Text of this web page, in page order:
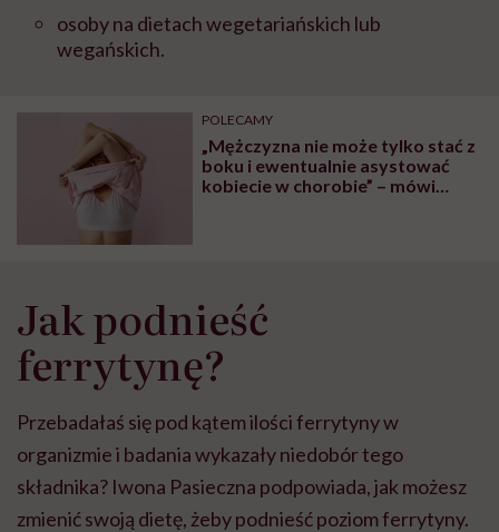
osoby na dietach wegetariańskich lub
wegańskich.
POLECAMY
„Mężczyzna nie może tylko stać z
boku i ewentualnie asystować
kobiecie w chorobie” – mówi
Jak podnieść
ferrytynę?
Przebadałaś się pod kątem ilości ferrytyny w
organizmie i badania wykazały niedobór tego
składnika? Iwona Pasieczna podpowiada, jak możesz
zmienić swoją dietę, żeby podnieść poziom ferrytyny.